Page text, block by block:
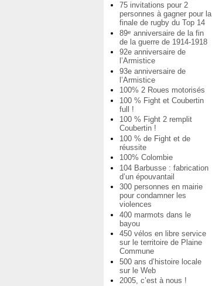
75 invitations pour 2
personnes à gagner pour la
finale de rugby du Top 14
89e anniversaire de la fin
de la guerre de 1914-1918
92e anniversaire de
l’Armistice
93e anniversaire de
l’Armistice
100% 2 Roues motorisés
100 % Fight et Coubertin
full !
100 % Fight 2 remplit
Coubertin !
100 % de Fight et de
réussite
100% Colombie
104 Barbusse : fabrication
d’un épouvantail
300 personnes en mairie
pour condamner les
violences
400 marmots dans le
bayou
450 vélos en libre service
sur le territoire de Plaine
Commune
500 ans d’histoire locale
sur le Web
2005, c’est à nous !